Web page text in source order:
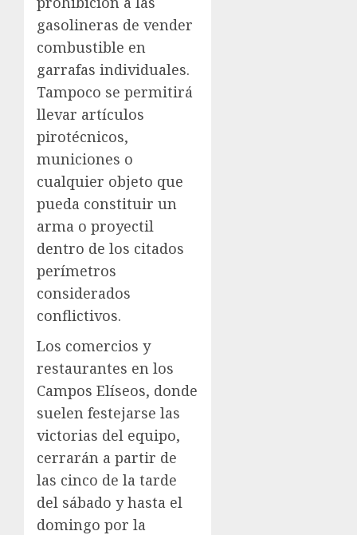
gasolineras de vender
combustible en
garrafas individuales.
Tampoco se permitirá
llevar artículos
pirotécnicos,
municiones o
cualquier objeto que
pueda constituir un
arma o proyectil
dentro de los citados
perímetros
considerados
conflictivos.
Los comercios y
restaurantes en los
Campos Elíseos, donde
suelen festejarse las
victorias del equipo,
cerrarán a partir de
las cinco de la tarde
del sábado y hasta el
domingo por la